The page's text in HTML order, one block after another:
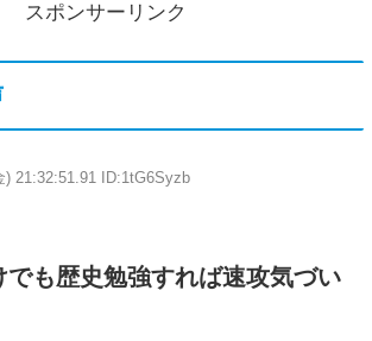
スポンサーリンク
) 21:32:51.91 ID:1tG6Syzb
でも歴史勉強すれば速攻気づい